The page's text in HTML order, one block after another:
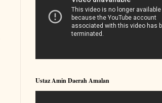
Ustaz Amin Daerah Amalan